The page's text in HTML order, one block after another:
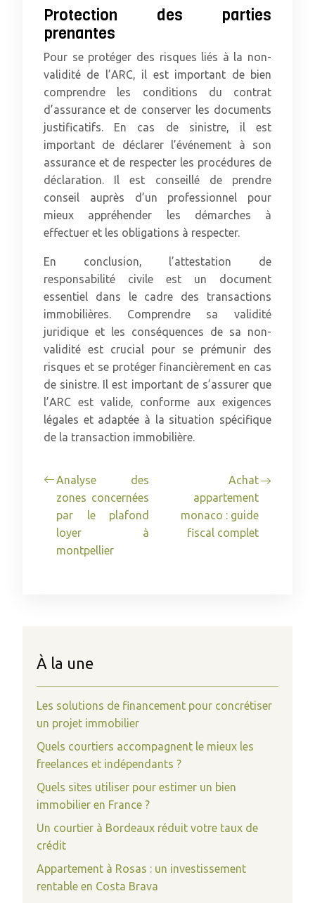
Protection des parties
prenantes
Pour se protéger des risques liés à la non-
validité de l’ARC, il est important de bien
comprendre les conditions du contrat
d’assurance et de conserver les documents
justificatifs. En cas de sinistre, il est
important de déclarer l’événement à son
assurance et de respecter les procédures de
déclaration. Il est conseillé de prendre
conseil auprès d’un professionnel pour
mieux appréhender les démarches à
effectuer et les obligations à respecter.
En conclusion, l’attestation de
responsabilité civile est un document
essentiel dans le cadre des transactions
immobilières. Comprendre sa validité
juridique et les conséquences de sa non-
validité est crucial pour se prémunir des
risques et se protéger financièrement en cas
de sinistre. Il est important de s’assurer que
l’ARC est valide, conforme aux exigences
légales et adaptée à la situation spécifique
de la transaction immobilière.
Analyse des
zones concernées
par le plafond
loyer à
montpellier
Achat
appartement
monaco : guide
fiscal complet
À la une
Les solutions de financement pour concrétiser
un projet immobilier
Quels courtiers accompagnent le mieux les
freelances et indépendants ?
Quels sites utiliser pour estimer un bien
immobilier en France ?
Un courtier à Bordeaux réduit votre taux de
crédit
Appartement à Rosas : un investissement
rentable en Costa Brava